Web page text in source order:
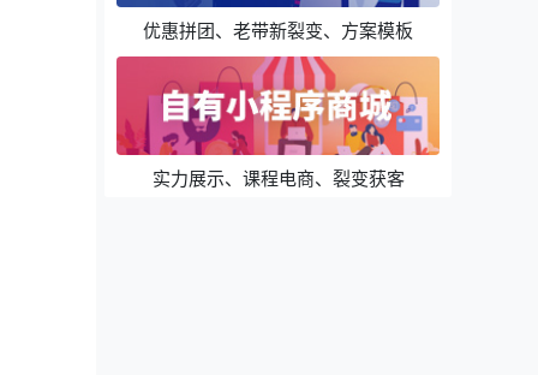
优惠拼团、老带新裂变、方案模板
实力展示、课程电商、裂变获客